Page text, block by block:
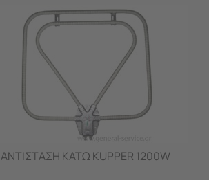
ΑΝΤΙΣΤΑΣΗ ΚΑΤΩ KUPPER 1200W